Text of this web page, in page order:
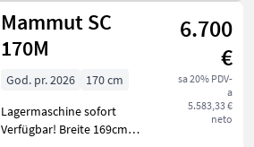
za
hranidbu
životinja /
Mammut
Mammut SC
170M
6.700
€
sa 20% PDV-
a
5.583,33 €
neto
God. pr. 2026
170 cm
Lagermaschine sofort
Verfügbar! Breite 169cm